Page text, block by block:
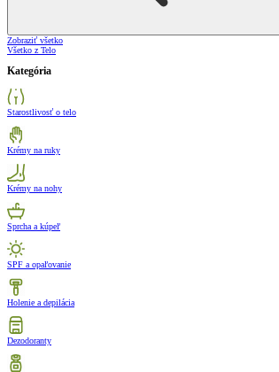
Zobraziť všetko
Všetko z Telo
Kategória
Starostlivosť o telo
Krémy na ruky
Krémy na nohy
Sprcha a kúpeľ
SPF a opaľovanie
Holenie a depilácia
Dezodoranty